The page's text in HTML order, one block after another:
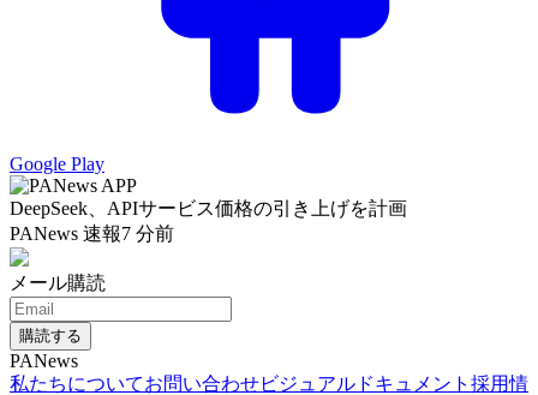
Google Play
DeepSeek、APIサービス価格の引き上げを計画
PANews 速報7 分前
メール購読
購読する
PANews
私たちについてお問い合わせビジュアルドキュメント 採用情